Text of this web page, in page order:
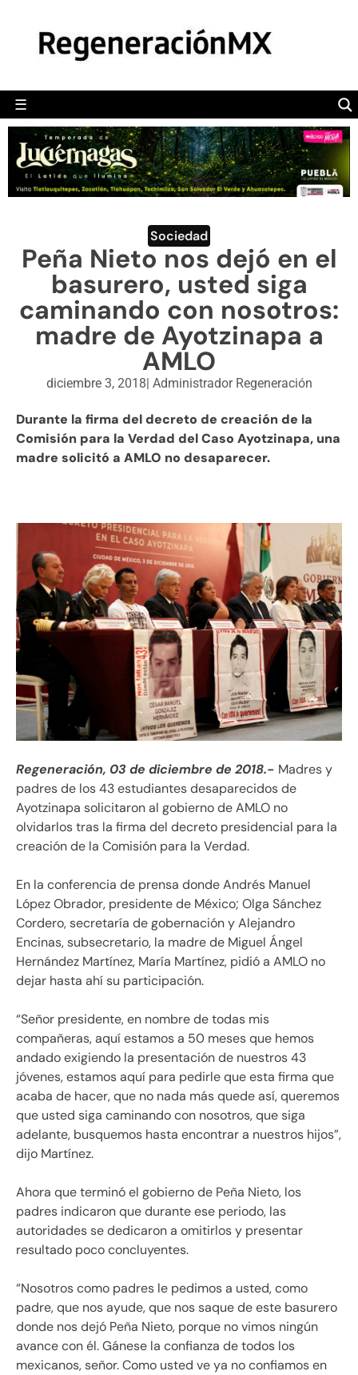
☰
POLÍTICA
CAMALEÓN
OPINIÓN
DEPORTES
ENGLISH SECTION
VIDEOS
Sociedad
Peña Nieto nos dejó en el
basurero, usted siga
caminando con nosotros:
madre de Ayotzinapa a
AMLO
diciembre 3, 2018| Administrador Regeneración
Durante la firma del decreto de creación de la
Comisión para la Verdad del Caso Ayotzinapa, una
madre solicitó a AMLO no desaparecer.
Regeneración, 03 de diciembre de 2018.- Madres y
padres de los 43 estudiantes desaparecidos de
Ayotzinapa solicitaron al gobierno de AMLO no
olvidarlos tras la firma del decreto presidencial para la
creación de la Comisión para la Verdad.
En la conferencia de prensa donde Andrés Manuel
López Obrador, presidente de México; Olga Sánchez
Cordero, secretaría de gobernación y Alejandro
Encinas, subsecretario, la madre de Miguel Ángel
Hernández Martínez, María Martínez, pidió a AMLO no
dejar hasta ahí su participación.
“Señor presidente, en nombre de todas mis
compañeras, aquí estamos a 50 meses que hemos
andado exigiendo la presentación de nuestros 43
jóvenes, estamos aquí para pedirle que esta firma que
acaba de hacer, que no nada más quede así, queremos
que usted siga caminando con nosotros, que siga
adelante, busquemos hasta encontrar a nuestros hijos”,
dijo Martínez.
Ahora que terminó el gobierno de Peña Nieto, los
padres indicaron que durante ese periodo, las
autoridades se dedicaron a omitirlos y presentar
resultado poco concluyentes.
“Nosotros como padres le pedimos a usted, como
padre, que nos ayude, que nos saque de este basurero
donde nos dejó Peña Nieto, porque no vimos ningún
avance con él. Gánese la confianza de todos los
mexicanos, señor. Como usted ve ya no confiamos en